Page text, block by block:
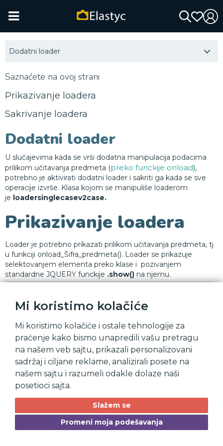
Mi koristimo kolačiće
Mi koristimo kolačiće i ostale tehnologije za
praćenje kako bismo unapredili vašu pretragu
na našem veb sajtu, prikazali personalizovani
sadržaj i ciljane reklame, analizirali posete na
našem sajtu i razumeli odakle dolaze naši
posetioci sajta.
Slažem se
Promeni moja podešavanja
Dodatni loader
Saznaćete na ovoj strani
Prikazivanje loadera
Sakrivanje loadera
Dodatni loader
U slučajevima kada se vrši dodatna manipulacija podacima
prilikom učitavanja predmeta (preko funckije onload),
potrebno je aktivirati dodatni loader i sakriti ga kada se sve
operacije izvrše. Klasa kojom se manipuliše loaderom
je loadersinglecasev2case.
Prikazivanje loadera
Loader je potrebno prikazati prilikom učitavanja predmeta, tj
u funkciji onload_Šifra_predmeta(). Loader se prikazuje
selektovanjem elementa preko klase i pozivanjem
standardne JQUERY funckije .show() na njemu.
    $(".loadersinglecasev2case").show()
Sakrivanje loadera
Loader se gasi (sakriva) pozivanjem JQUERY funckija
.fadeOut()na selektovanom elementu. Funckiju treba
pozvati kada se sva dodatna manipulacija podacima završi.
// gasi loader
$(".loadersinglecasev2case").fadeOut()